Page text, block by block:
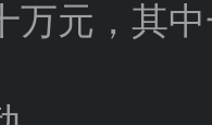
万元，其